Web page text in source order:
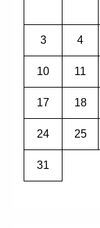
3 4
10 11
17 18
24 25
31